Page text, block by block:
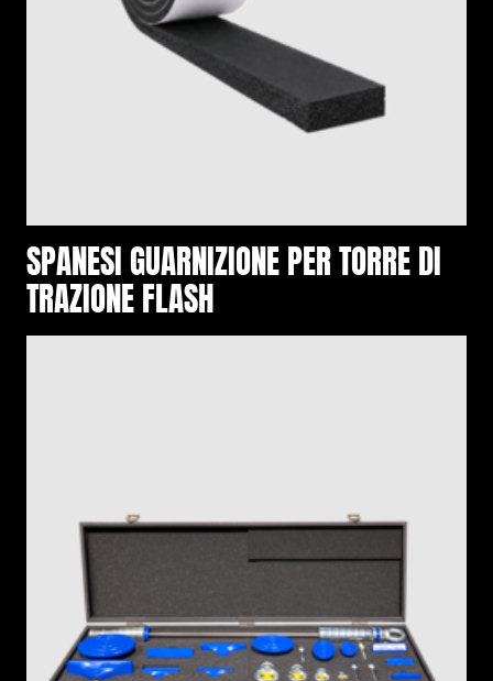
SPANESI GUARNIZIONE PER TORRE DI
TRAZIONE FLASH